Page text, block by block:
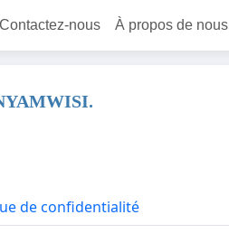
Contactez-nous À propos de nous
de confidentialité